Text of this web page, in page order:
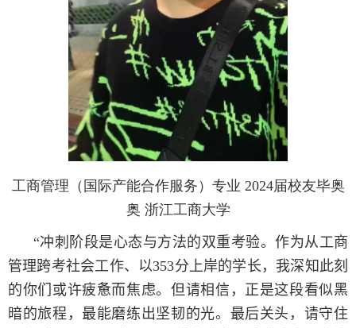
工商管理（国际产能合作服务）专业 2024届校友毕奥
奥 浙江工商大学
“冲刺阶段是心态与方法的双重考验。作为从工商
管理跨考社会工作、以353分上岸的学长，我深知此刻
的你们或许疲惫而焦虑。但请相信，正是这段看似黑
暗的旅程，最能磨练出坚韧的光。最后关头，请守住